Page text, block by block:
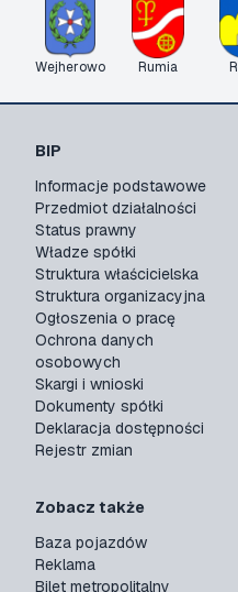
Wejherowo Rumia
BIP
Informacje podstawowe
Przedmiot działalności
Status prawny
Władze spółki
Struktura właścicielska
Struktura organizacyjna
Ogłoszenia o pracę
Ochrona danych
osobowych
Skargi i wnioski
Dokumenty spółki
Deklaracja dostępności
Rejestr zmian
Zobacz także
Baza pojazdów
Reklama
Bilet metropolitalny